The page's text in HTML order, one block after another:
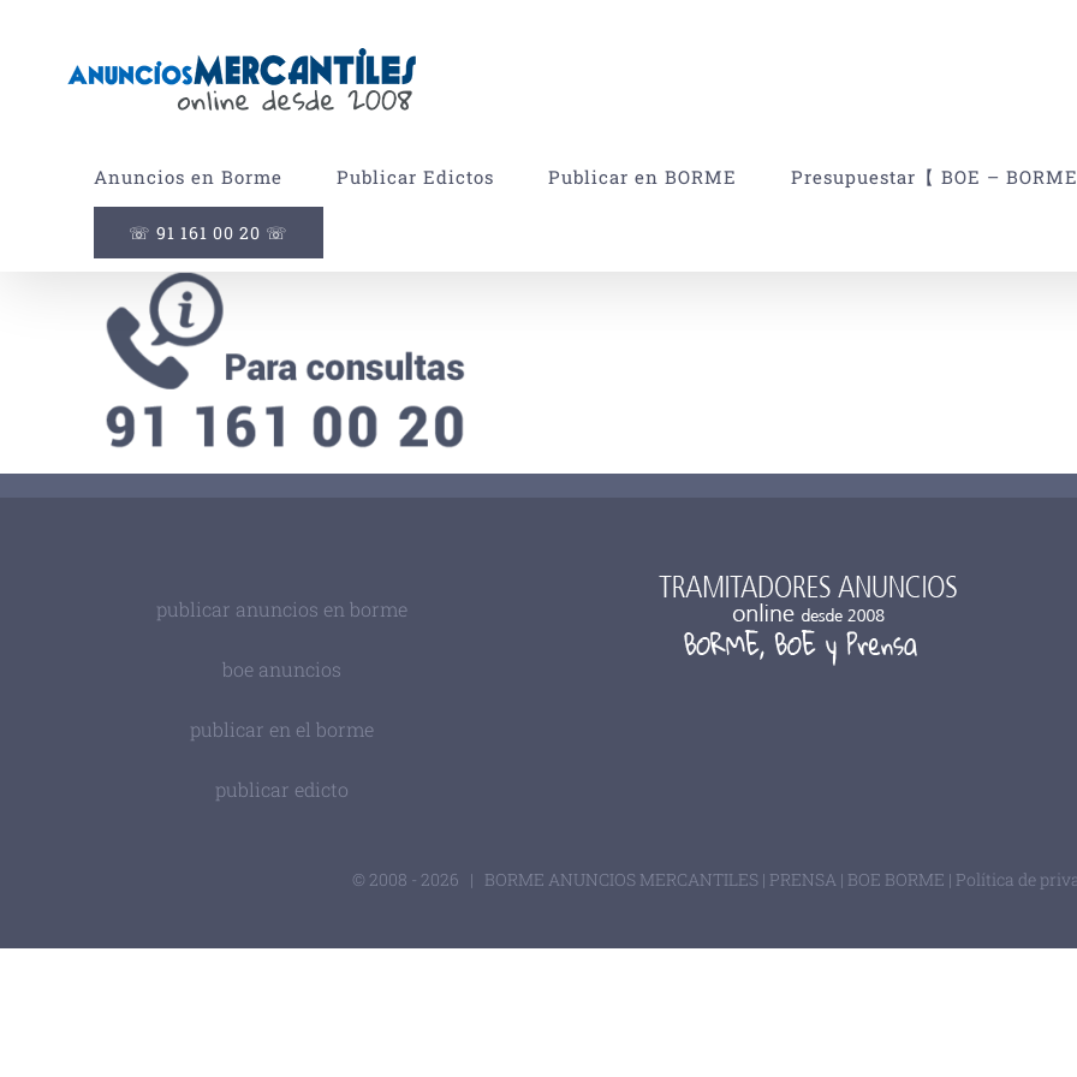
Anuncios en Borme Publicar Edictos Publicar en BORME Presupuestar【 BOE – BORME
☏ 91 161 00 20 ☏
publicar anuncios en borme
boe anuncios
publicar en el borme
publicar edicto
© 2008 - 2026 | BORME ANUNCIOS MERCANTILES | PRENSA | BOE BORME | Política de